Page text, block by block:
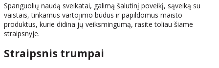
Spanguolių naudą sveikatai, galimą šalutinį poveikį, sąveiką su
vaistais, tinkamus vartojimo būdus ir papildomus maisto
produktus, kurie didina jų veiksmingumą, rasite toliau šiame
straipsnyje.
Straipsnis trumpai